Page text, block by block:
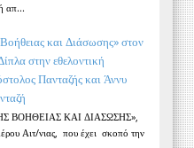
απ...
και Διάσωσης» στον
στην εθελοντική
Πανταζής και Άννυ
ΒΟΗΘΕΙΑΣ ΚΑΙ ΔΙΑΣΩΣΗΣ»,
Αιτ/νιας, που έχει σκοπό την